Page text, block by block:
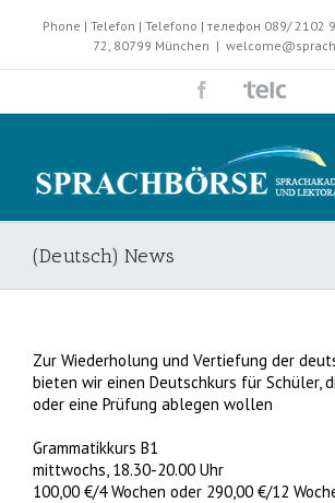
Phone | Telefon | Telefono | телефон 089/ 2102
72, 80799 München |
(Deutsch) News
Zur Wiederholung und Vertiefung der
bieten wir einen Deutschkurs für Schüler,
oder eine Prüfung ablegen wollen
Grammatikkurs B1
mittwochs, 18.30-20.00 Uhr
100,00 €/4 Wochen oder 290,00 €/12